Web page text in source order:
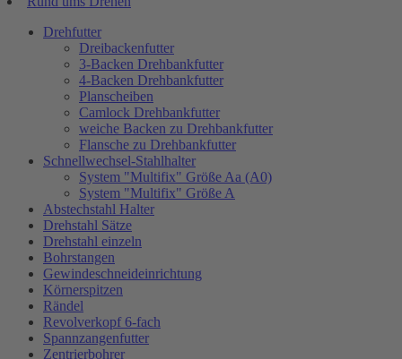
Drehfutter
Dreibackenfutter
3-Backen Drehbankfutter
4-Backen Drehbankfutter
Planscheiben
Camlock Drehbankfutter
weiche Backen zu Drehbankfutter
Flansche zu Drehbankfutter
Schnellwechsel-Stahlhalter
System "Multifix" Größe Aa (A0)
System "Multifix" Größe A
Abstechstahl Halter
Drehstahl Sätze
Drehstahl einzeln
Bohrstangen
Gewindeschneideinrichtung
Körnerspitzen
Rändel
Revolverkopf 6-fach
Spannzangenfutter
Zentrierbohrer